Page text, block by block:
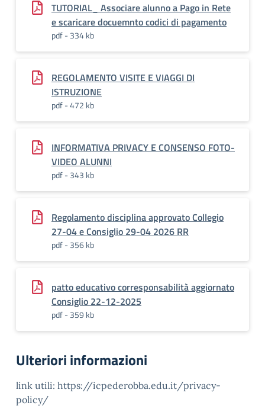
TUTORIAL_ Associare alunno a Pago in Rete
e scaricare docuemnto codici di pagamento
pdf - 334 kb
REGOLAMENTO VISITE E VIAGGI DI
ISTRUZIONE
pdf - 472 kb
INFORMATIVA PRIVACY E CONSENSO FOTO-
VIDEO ALUNNI
pdf - 343 kb
Regolamento disciplina approvato Collegio
27-04 e Consiglio 29-04 2026 RR
pdf - 356 kb
patto educativo corresponsabilità aggiornato
Consiglio 22-12-2025
pdf - 359 kb
Ulteriori informazioni
link utili: https://icpederobba.edu.it/privacy-
policy/